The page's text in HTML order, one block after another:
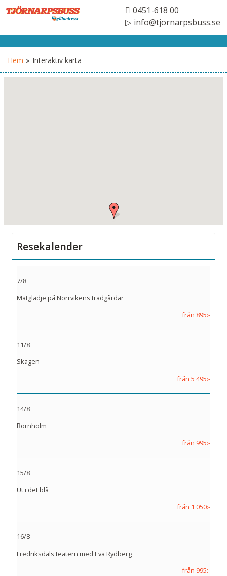
0451-618 00
info@tjornarpsbuss.se
Hem » Interaktiv karta
Resekalender
7/8
Matglädje på Norrvikens trädgårdar
från 895:-
11/8
Skagen
från 5 495:-
14/8
Bornholm
från 995:-
15/8
Ut i det blå
från 1 050:-
16/8
Fredriksdals teatern med Eva Rydberg
från 995:-